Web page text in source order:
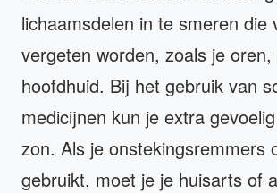
lichaamsdelen in te smeren die
vergeten worden, zoals je
hoofdhuid. Bij het gebruik van
medicijnen kun je extra
zon. Als je onstekingsremmers
gebruikt, moet je je huisarts of